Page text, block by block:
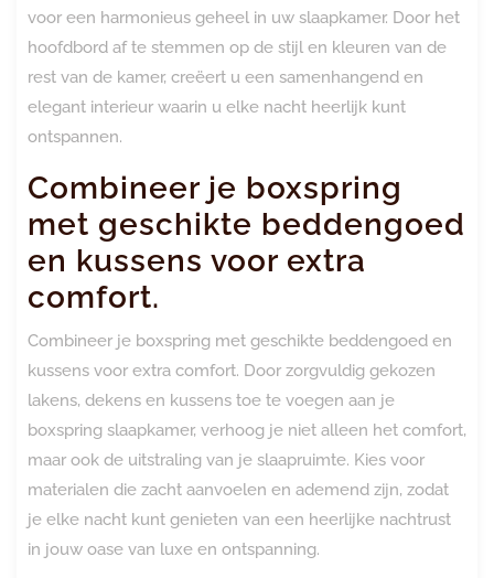
voor een harmonieus geheel in uw slaapkamer. Door het
hoofdbord af te stemmen op de stijl en kleuren van de
rest van de kamer, creëert u een samenhangend en
elegant interieur waarin u elke nacht heerlijk kunt
ontspannen.
Combineer je boxspring
met geschikte beddengoed
en kussens voor extra
comfort.
Combineer je boxspring met geschikte beddengoed en
kussens voor extra comfort. Door zorgvuldig gekozen
lakens, dekens en kussens toe te voegen aan je
boxspring slaapkamer, verhoog je niet alleen het comfort,
maar ook de uitstraling van je slaapruimte. Kies voor
materialen die zacht aanvoelen en ademend zijn, zodat
je elke nacht kunt genieten van een heerlijke nachtrust
in jouw oase van luxe en ontspanning.